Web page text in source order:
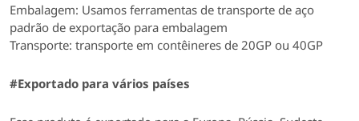
Embalagem: Usamos ferramentas de transporte de aço
padrão de exportação para embalagem
Transporte: transporte em contêineres de 20GP ou 40GP
#Exportado para vários países